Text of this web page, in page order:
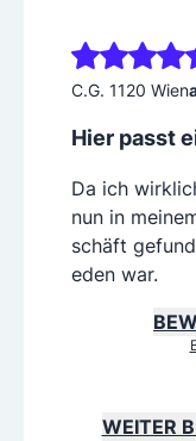
C.G. 1120 Wien
Hier passt
Da ich
nun in
schäft
eden war.
WEITER